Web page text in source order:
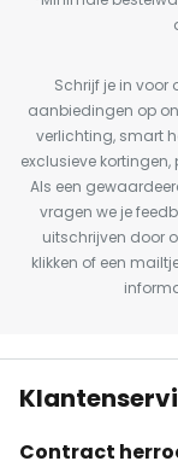
Schrijf je in voor
aanbiedingen op
verlichting, smart
exclusieve
Als een
vragen we je
uitschrijven door
klikken of een
Contract